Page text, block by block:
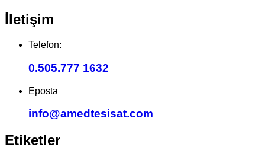
İletişim
Telefon:
0.505.777 1632
Eposta
info@amedtesisat.com
Etiketler